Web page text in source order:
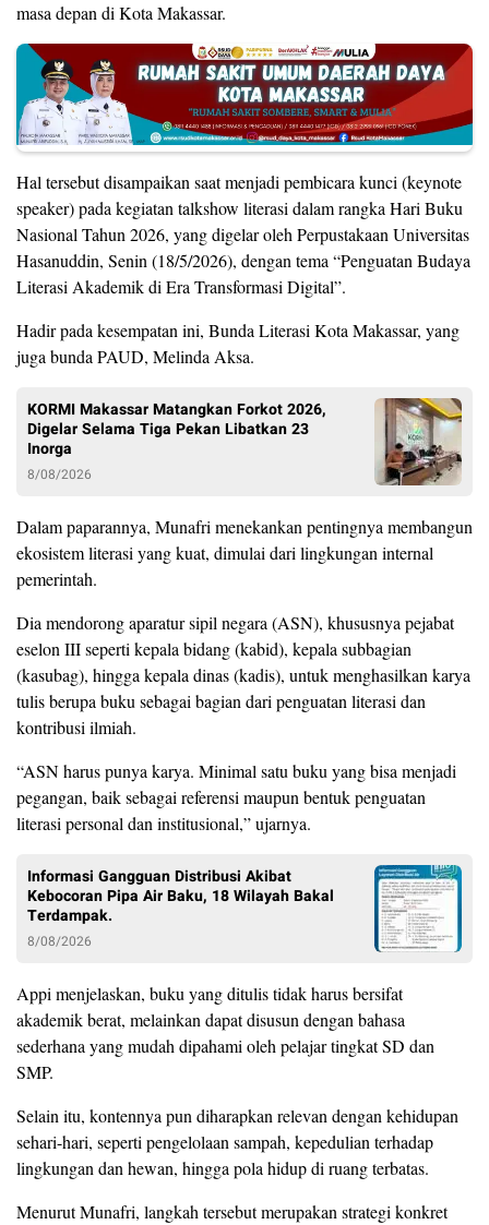
masa depan di Kota Makassar.
Hal tersebut disampaikan saat menjadi pembicara kunci (keynote
speaker) pada kegiatan talkshow literasi dalam rangka Hari Buku
Nasional Tahun 2026, yang digelar oleh Perpustakaan Universitas
Hasanuddin, Senin (18/5/2026), dengan tema “Penguatan Budaya
Literasi Akademik di Era Transformasi Digital”.
Hadir pada kesempatan ini, Bunda Literasi Kota Makassar, yang
juga bunda PAUD, Melinda Aksa.
KORMI Makassar Matangkan Forkot 2026,
Digelar Selama Tiga Pekan Libatkan 23
Inorga
8/08/2026
Dalam paparannya, Munafri menekankan pentingnya membangun
ekosistem literasi yang kuat, dimulai dari lingkungan internal
pemerintah.
Dia mendorong aparatur sipil negara (ASN), khususnya pejabat
eselon III seperti kepala bidang (kabid), kepala subbagian
(kasubag), hingga kepala dinas (kadis), untuk menghasilkan karya
tulis berupa buku sebagai bagian dari penguatan literasi dan
kontribusi ilmiah.
“ASN harus punya karya. Minimal satu buku yang bisa menjadi
pegangan, baik sebagai referensi maupun bentuk penguatan
literasi personal dan institusional,” ujarnya.
Informasi Gangguan Distribusi Akibat
Kebocoran Pipa Air Baku, 18 Wilayah Bakal
Terdampak.
8/08/2026
Appi menjelaskan, buku yang ditulis tidak harus bersifat
akademik berat, melainkan dapat disusun dengan bahasa
sederhana yang mudah dipahami oleh pelajar tingkat SD dan
SMP.
Selain itu, kontennya pun diharapkan relevan dengan kehidupan
sehari-hari, seperti pengelolaan sampah, kepedulian terhadap
lingkungan dan hewan, hingga pola hidup di ruang terbatas.
Menurut Munafri, langkah tersebut merupakan strategi konkret